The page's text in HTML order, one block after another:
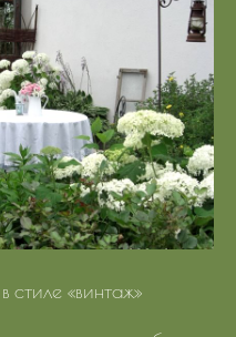
стиле «винтаж»